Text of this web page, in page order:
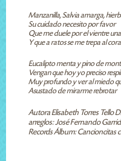
Manzanilla, Salvia amarga,
Su cuidado necesito por favor
Que me duele por el vientre
Y que a ratos se me trepa al
Eucalipto menta y pino de
Vengan que hoy yo preciso
Muy profundo y ver al miedo
Asustado de mirarme rebrotar
Autora Elisabeth Torres Tello
arreglos: José Fernando
Records Álbum: Cancioncitas